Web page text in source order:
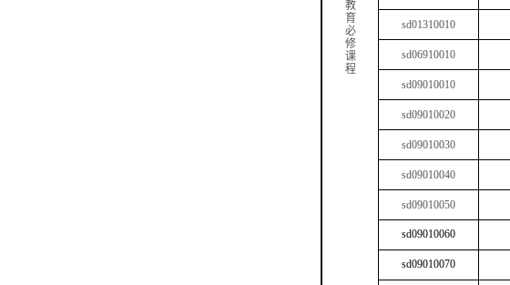
教
育
必
修
课
程
sd01310010
sd06910010
sd09010010
sd09010020
sd09010030
sd09010040
sd09010050
sd09010060
sd09010070